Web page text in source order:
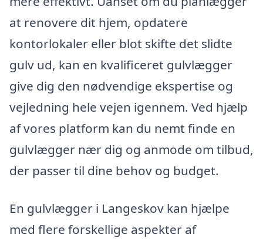
at renovere dit hjem, opdatere
kontorlokaler eller blot skifte det slidte
gulv ud, kan en kvalificeret gulvlægger
give dig den nødvendige ekspertise og
vejledning hele vejen igennem. Ved hjælp
af vores platform kan du nemt finde en
gulvlægger nær dig og anmode om tilbud,
der passer til dine behov og budget.
En gulvlægger i Langeskov kan hjælpe
med flere forskellige aspekter af